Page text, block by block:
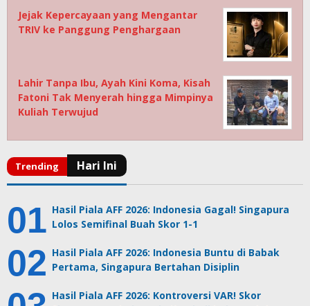
Jejak Kepercayaan yang Mengantar
TRIV ke Panggung Penghargaan
Lahir Tanpa Ibu, Ayah Kini Koma, Kisah
Fatoni Tak Menyerah hingga Mimpinya
Kuliah Terwujud
Hasil Piala AFF 2026: Indonesia Gagal! Singapura
Lolos Semifinal Buah Skor 1-1
Hasil Piala AFF 2026: Indonesia Buntu di Babak
Pertama, Singapura Bertahan Disiplin
Hasil Piala AFF 2026: Kontroversi VAR! Skor